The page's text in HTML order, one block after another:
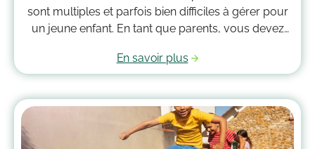
sont multiples et parfois bien difficiles à gérer pour
un jeune enfant. En tant que parents, vous devez
plus d’un tour dans votre sac pour les
accompagner. Voici quelques outils qui peuvent
vous guider dans la gestion des émotions de vos
enfants !
En savoir plus